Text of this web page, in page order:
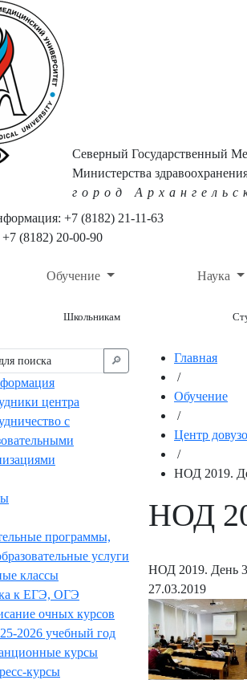
Северный Государственный
Министерства
город
+7 (8182) 21-11-63
(8182) 20-00-90
Обучение Наука
Школьникам
🔎︎
центра
с
программы,
услуги
классы
к ЕГЭ, ОГЭ
очных курсов
2026 учебный год
курсы
курсы
Главная
/
Обучение
/
Центр
/
НОД 2019.
НОД
НОД 2019. День
27.03.2019